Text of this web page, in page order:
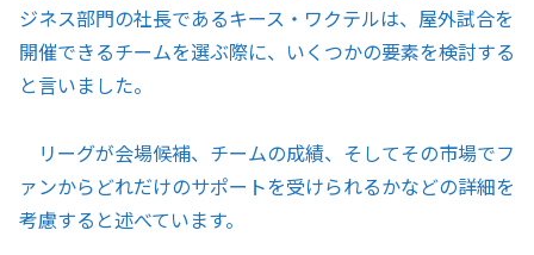
ジネス部門の社長であるキース・ワクテルは、屋外試合を
開催できるチームを選ぶ際に、いくつかの要素を検討する
と言いました。
リーグが会場候補、チームの成績、そしてその市場でフ
ァンからどれだけのサポートを受けられるかなどの詳細を
考慮すると述べています。